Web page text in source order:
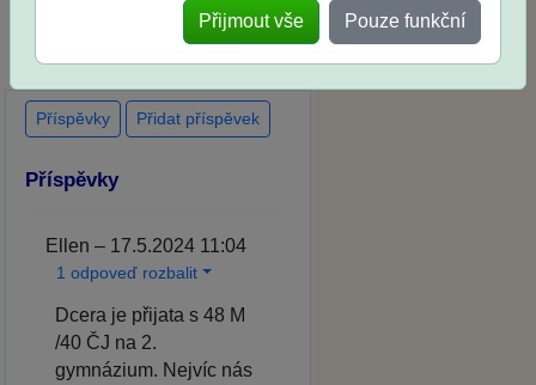
po skutečných přijímacích
zkouškách
Přijmout vše Pouze funkční
Příspěvky Přidat příspěvek
Příspěvky
Ellen – 17.5.2024 11:04
1 odpoveď rozbalit
Dcera je přijata s 48 M
/40 ČJ na 2.
gymnázium. Nejvíc nás